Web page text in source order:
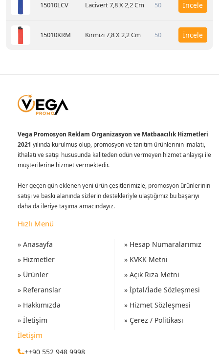
15010LCV Lacivert 7,8 X 2,2 Cm 50 İncele
15010KRM Kırmızı 7,8 X 2,2 Cm 50 İncele
Vega Promosyon Reklam Organizasyon ve Matbaacılık Hizmetleri
2021 yılında kurulmuş olup, promosyon ve tanıtım ürünlerinin imalatı,
ithalatı ve satışı hususunda kaliteden ödün vermeyen hizmet anlayışı ile
müşterilerine hizmet vermektedir.
Her geçen gün eklenen yeni ürün çeşitlerimizle, promosyon ürünlerinin
satışı ve baskı alanında sizlerin destekleriyle ulaştığımız bu başarıyı
daha da ileriye taşıma amacındayız.
Hızlı Menü
» Anasayfa
» Hizmetler
» Ürünler
» Referanslar
» Hakkımızda
» İletişim
» Hesap Numaralarımız
» KVKK Metni
» Açık Rıza Metni
» İptal/İade Sözleşmesi
» Hizmet Sözleşmesi
» Çerez / Politikası
İletişim
++90 552 948 9998